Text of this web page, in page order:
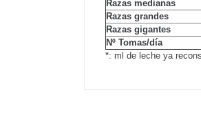
Razas medianas
Razas grandes
Razas gigantes
Nº Tomas/día
*: ml de leche ya